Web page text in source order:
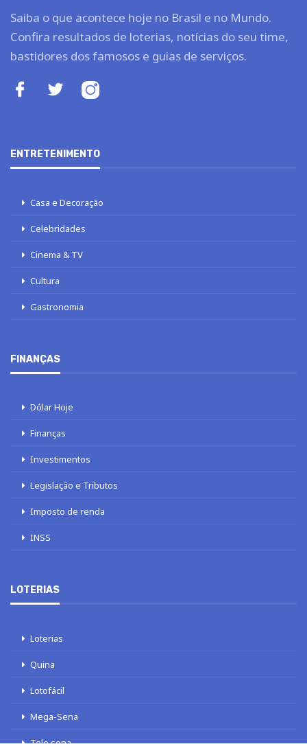
Saiba o que acontece hoje no Brasil e no Mundo.
Confira resultados de loterias, notícias do seu time,
bastidores dos famosos e guias de serviços.
ENTRETENIMENTO
Casa e Decoração
Celebridades
Cinema & TV
Cultura
Gastronomia
FINANÇAS
Dólar Hoje
Finanças
Investimentos
Legislação e Tributos
Imposto de renda
INSS
LOTERIAS
Loterias
Quina
Lotofácil
Mega-Sena